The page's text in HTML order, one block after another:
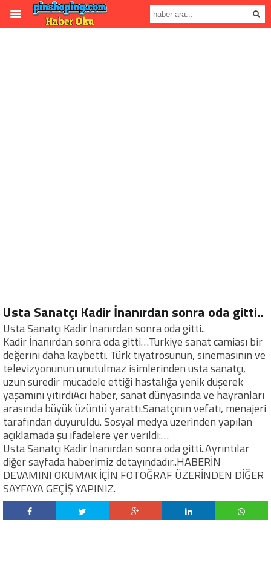
Usta Sanatçı Kadir İnanırdan sonra oda gitti..
Usta Sanatçı Kadir İnanırdan sonra oda gitti..
Kadir İnanırdan sonra oda gitti…Türkiye sanat camiası bir
değerini daha kaybetti. Türk tiyatrosunun, sinemasının ve
televizyonunun unutulmaz isimlerinden usta sanatçı,
uzun süredir mücadele ettiği hastalığa yenik düşerek
yaşamını yitirdiAcı haber, sanat dünyasında ve hayranları
arasında büyük üzüntü yarattı.Sanatçının vefatı, menajeri
tarafından duyuruldu. Sosyal medya üzerinden yapılan
açıklamada şu ifadelere yer verildi:…
Usta Sanatçı Kadir İnanırdan sonra oda gitti..Ayrıntılar
diğer sayfada haberimiz detayındadır..HABERİN
DEVAMINI OKUMAK İÇİN FOTOĞRAF ÜZERİNDEN DİĞER
SAYFAYA GEÇİŞ YAPINIZ.